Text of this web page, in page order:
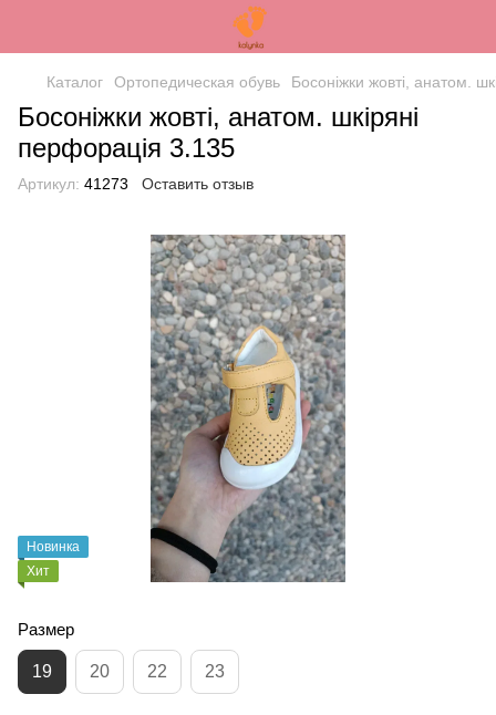
Каталог Ортопедическая обувь Босоніжки жовті, анатом.
Босоніжки жовті, анатом. шкіряні
перфорація 3.135
Артикул: 41273 Оставить отзыв
Новинка
Хит
Размер
19 20 22 23